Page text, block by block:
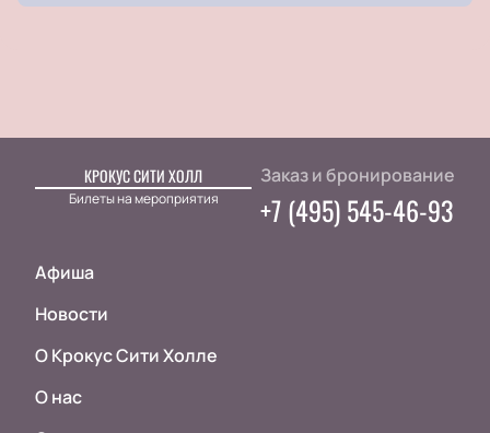
КРОКУС СИТИ ХОЛЛ
Билеты на мероприятия
Афиша
Новости
О Крокус Сити Холле
О нас
Заказ и бронирование
+7 (495) 545-46-93